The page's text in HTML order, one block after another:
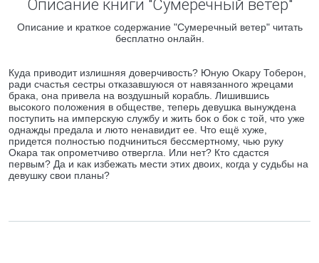
Описание книги "Сумеречный ветер"
Описание и краткое содержание "Сумеречный ветер" читать
бесплатно онлайн.
Куда приводит излишняя доверчивость? Юную Окару Тоберон,
ради счастья сестры отказавшуюся от навязанного жрецами
брака, она привела на воздушный корабль. Лишившись
высокого положения в обществе, теперь девушка вынуждена
поступить на имперскую службу и жить бок о бок с той, что уже
однажды предала и люто ненавидит ее. Что ещё хуже,
придется полностью подчиниться бессмертному, чью руку
Окара так опрометчиво отвергла. Или нет? Кто сдастся
первым? Да и как избежать мести этих двоих, когда у судьбы на
девушку свои планы?